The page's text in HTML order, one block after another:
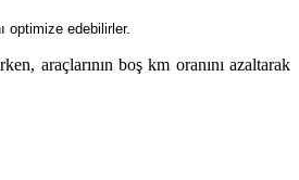
optimize edebilirler.
araçlarının boş km oranını azaltarak